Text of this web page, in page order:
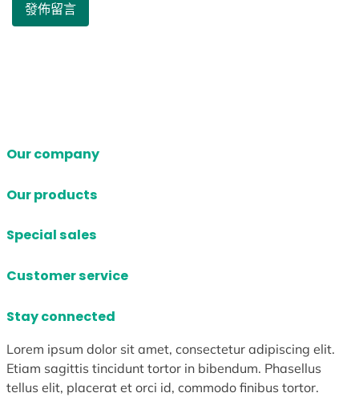
Our company
Our products
Special sales
Customer service
Stay connected
Lorem ipsum dolor sit amet, consectetur adipiscing elit.
Etiam sagittis tincidunt tortor in bibendum. Phasellus
tellus elit, placerat et orci id, commodo finibus tortor.